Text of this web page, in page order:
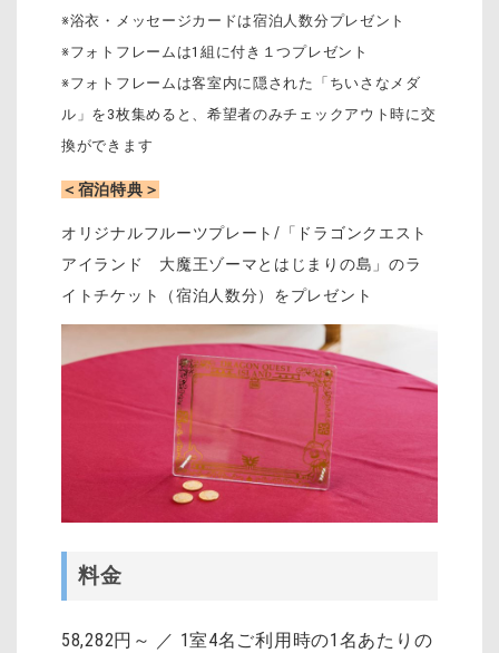
※浴衣・メッセージカードは宿泊人数分プレゼント
※フォトフレームは1組に付き１つプレゼント
※フォトフレームは客室内に隠された「ちいさなメダ
ル」を3枚集めると、希望者のみチェックアウト時に交
換ができます
＜宿泊特典＞
オリジナルフルーツプレート/「ドラゴンクエスト
アイランド 大魔王ゾーマとはじまりの島」のラ
イトチケット（宿泊人数分）をプレゼント
料金
58,282円～ ／ 1室4名ご利用時の1名あたりの